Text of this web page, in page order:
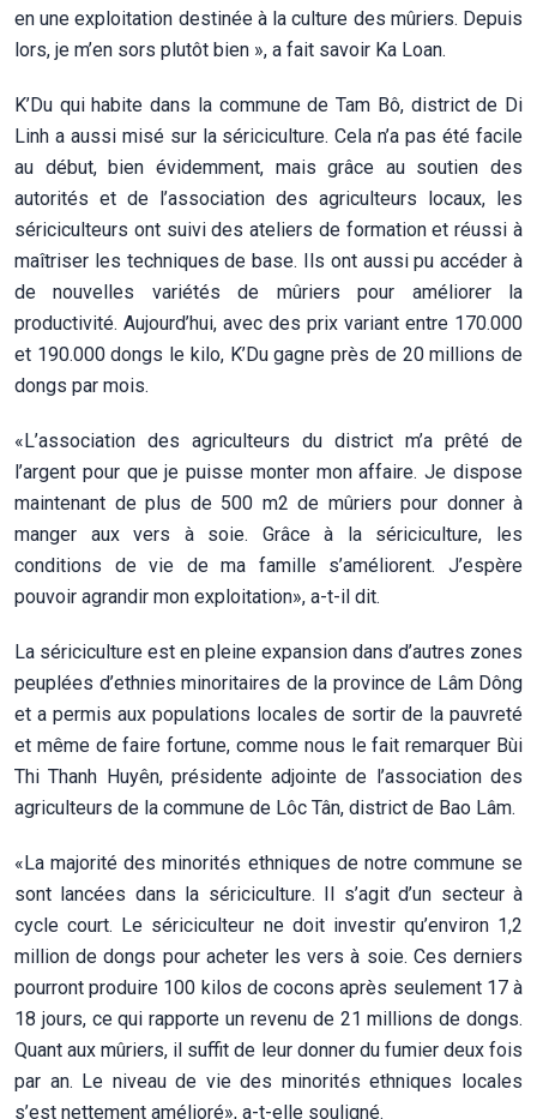
en une exploitation destinée à la culture des mûriers. Depuis
lors, je m’en sors plutôt bien », a fait savoir Ka Loan.
K’Du qui habite dans la commune de Tam Bô, district de Di
Linh a aussi misé sur la sériciculture. Cela n’a pas été facile
au début, bien évidemment, mais grâce au soutien des
autorités et de l’association des agriculteurs locaux, les
sériciculteurs ont suivi des ateliers de formation et réussi à
maîtriser les techniques de base. Ils ont aussi pu accéder à
de nouvelles variétés de mûriers pour améliorer la
productivité. Aujourd’hui, avec des prix variant entre 170.000
et 190.000 dongs le kilo, K’Du gagne près de 20 millions de
dongs par mois.
«L’association des agriculteurs du district m’a prêté de
l’argent pour que je puisse monter mon affaire. Je dispose
maintenant de plus de 500 m2 de mûriers pour donner à
manger aux vers à soie. Grâce à la sériciculture, les
conditions de vie de ma famille s’améliorent. J’espère
pouvoir agrandir mon exploitation», a-t-il dit.
La sériciculture est en pleine expansion dans d’autres zones
peuplées d’ethnies minoritaires de la province de Lâm Dông
et a permis aux populations locales de sortir de la pauvreté
et même de faire fortune, comme nous le fait remarquer Bùi
Thi Thanh Huyên, présidente adjointe de l’association des
agriculteurs de la commune de Lôc Tân, district de Bao Lâm.
«La majorité des minorités ethniques de notre commune se
sont lancées dans la sériciculture. Il s’agit d’un secteur à
cycle court. Le sériciculteur ne doit investir qu’environ 1,2
million de dongs pour acheter les vers à soie. Ces derniers
pourront produire 100 kilos de cocons après seulement 17 à
18 jours, ce qui rapporte un revenu de 21 millions de dongs.
Quant aux mûriers, il suffit de leur donner du fumier deux fois
par an. Le niveau de vie des minorités ethniques locales
s’est nettement amélioré», a-t-elle souligné.